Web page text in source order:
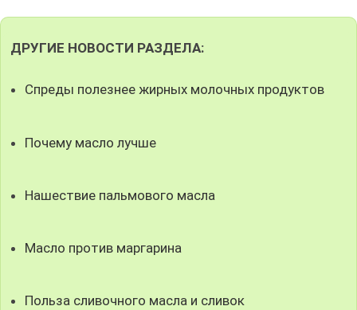
ДРУГИЕ НОВОСТИ РАЗДЕЛА:
Спреды полезнее жирных молочных продуктов
Почему масло лучше
Нашествие пальмового масла
Масло против маргарина
Польза сливочного масла и сливок